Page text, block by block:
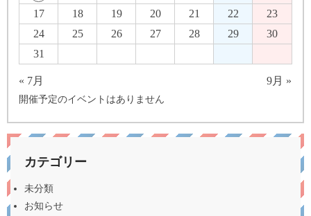
17
18 19 20 21 22
23
24
25 26 27 28 29
30
31
« 7月 9月 »
開催予定のイベントはありません
カテゴリー
未分類
お知らせ